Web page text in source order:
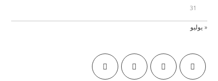
31
« يوليو